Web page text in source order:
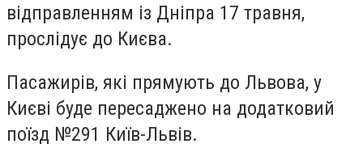
відправленням із Дніпра 17 травня,
прослідує до Києва.
Пасажирів, які прямують до Львова, у
Києві буде пересаджено на додатковий
поїзд №291 Київ-Львів.